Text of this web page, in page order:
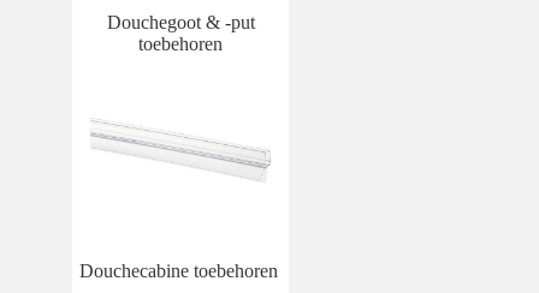
Douchegoot & -put
toebehoren
Douchecabine toebehoren